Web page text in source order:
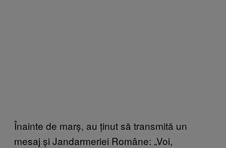
Înainte de marș, au ținut să transmită un
mesaj și Jandarmeriei Române: „Voi,